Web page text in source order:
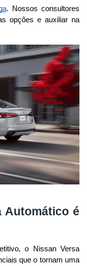
. Nossos consultores
opções e auxiliar na
Automático é
o Nissan Versa
que o tornam uma